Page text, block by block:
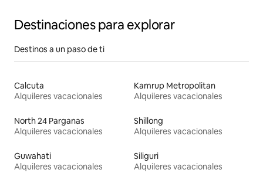
Destinaciones para explorar
Destinos a un paso de ti
Calcuta
Alquileres vacacionales
Kamrup Metropolitan
Alquileres vacacionales
North 24 Parganas
Alquileres vacacionales
Shillong
Alquileres vacacionales
Guwahati
Alquileres vacacionales
Siliguri
Alquileres vacacionales